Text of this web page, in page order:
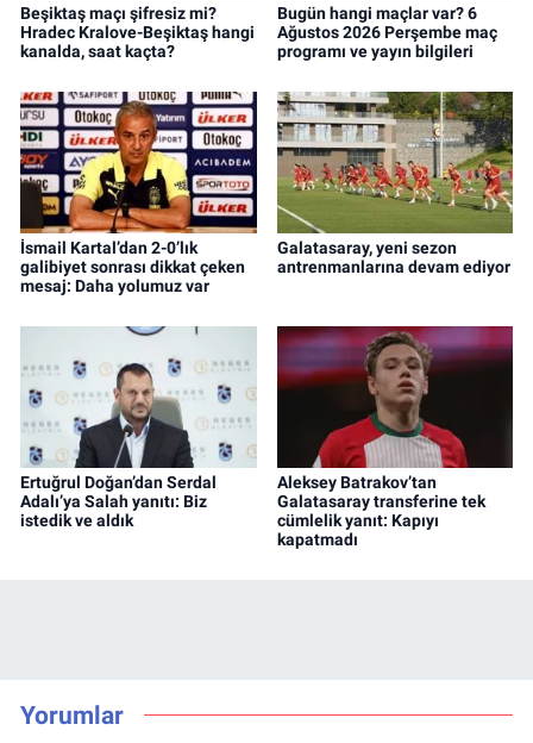
Beşiktaş maçı şifresiz mi?
Hradec Kralove-Beşiktaş hangi
kanalda, saat kaçta?
Bugün hangi maçlar var? 6
Ağustos 2026 Perşembe maç
programı ve yayın bilgileri
İsmail Kartal’dan 2-0’lık
galibiyet sonrası dikkat çeken
mesaj: Daha yolumuz var
Galatasaray, yeni sezon
antrenmanlarına devam ediyor
Ertuğrul Doğan’dan Serdal
Adalı’ya Salah yanıtı: Biz
istedik ve aldık
Aleksey Batrakov’tan
Galatasaray transferine tek
cümlelik yanıt: Kapıyı
kapatmadı
Yorumlar